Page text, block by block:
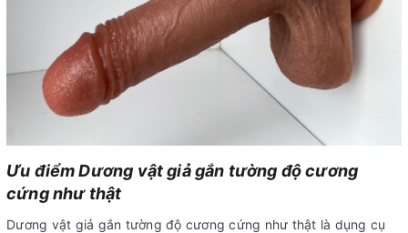
Ưu điểm Dương vật giả gắn tường độ cương
cứng như thật
Dương vật giả gắn tường độ cương cứng như thật là dụng cụ